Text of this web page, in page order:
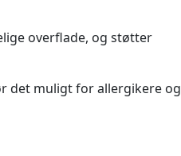
overflade, og støtter
det muligt for allergikere og